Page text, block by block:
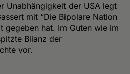
Unabhängigkeit der USA legt
mit “Die Bipolare Nation
gegeben hat. Im Guten wie im
Bilanz der
vor.